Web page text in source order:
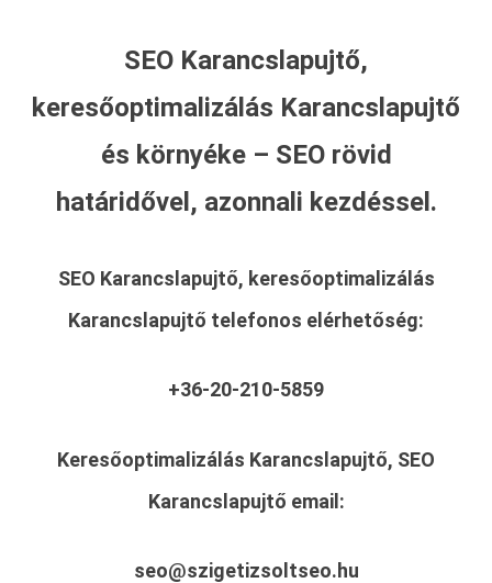
SEO Karancslapujtő,
keresőoptimalizálás Karancslapujtő
és környéke – SEO rövid
határidővel, azonnali kezdéssel.
SEO Karancslapujtő, keresőoptimalizálás
Karancslapujtő telefonos elérhetőség:
+36-20-210-5859
Keresőoptimalizálás Karancslapujtő, SEO
Karancslapujtő email:
seo@szigetizsoltseo.hu